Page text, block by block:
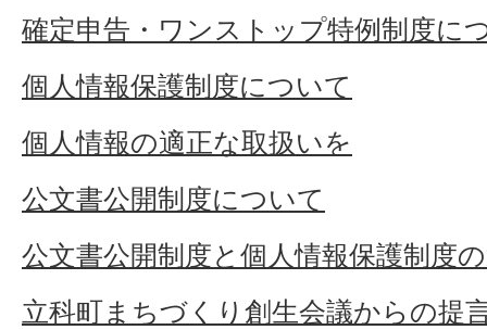
確定申告・ワンストップ特例制度に
個人情報保護制度について
個人情報の適正な取扱いを
公文書公開制度について
公文書公開制度と個人情報保護制度
立科町まちづくり創生会議からの提